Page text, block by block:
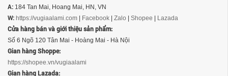
A: 184 Tan Mai, Hoang Mai, HN, VN
W: https://vugiaalami.com | Facebook | Zalo | Shopee | Lazada
Cửa hàng bán và giới thiệu sản phẩm:
Số 6 Ngõ 120 Tân Mai - Hoàng Mai - Hà Nội
Gian hàng Shoppe:
https://shopee.vn/vugiaalami
Gian hàng Lazada: